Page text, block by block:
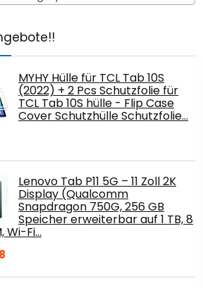
MYHY Hülle für TCL Tab 10S
(2022) + 2 Pcs Schutzfolie für
TCL Tab 10S hülle - Flip Case
Cover Schutzhülle Schutzfolie…
Lenovo Tab P11 5G – 11 Zoll 2K
Display (Qualcomm
Snapdragon 750G, 256 GB
Speicher erweiterbar auf 1 TB, 8
Wi-Fi…